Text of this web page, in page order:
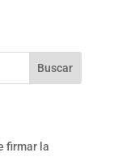
Buscar
firmar la